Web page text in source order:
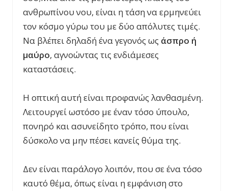
ανθρωπίνου νου, είναι η τάση να ερμηνεύει
τον κόσμο γύρω του με δύο απόλυτες τιμές.
Να βλέπει δηλαδή ένα γεγονός ως άσπρο ή
μαύρο, αγνοώντας τις ενδιάμεσες
καταστάσεις.
Η οπτική αυτή είναι προφανώς λανθασμένη.
Λειτουργεί ωστόσο με έναν τόσο ύπουλο,
πονηρό και ασυνείδητο τρόπο, που είναι
δύσκολο να μην πέσει κανείς θύμα της.
Δεν είναι παράλογο λοιπόν, που σε ένα τόσο
καυτό θέμα, όπως είναι η εμφάνιση στο